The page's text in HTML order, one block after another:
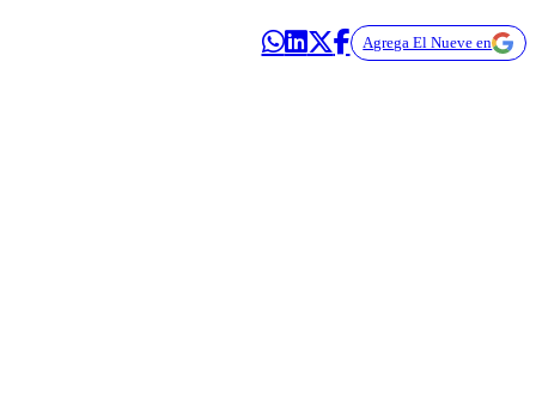
Agrega El Nueve en